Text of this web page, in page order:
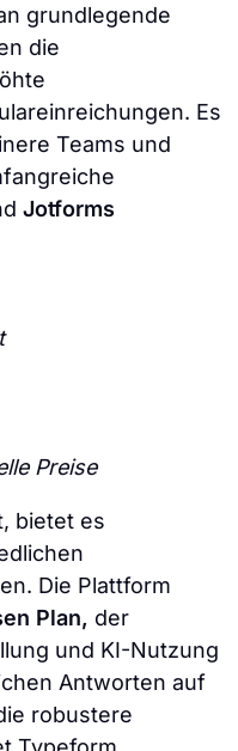
grundlegende
die
Es
Teams und
Jotforms
Preise
bietet es
Die Plattform
Plan, der
und KI-Nutzung
Antworten auf
robustere